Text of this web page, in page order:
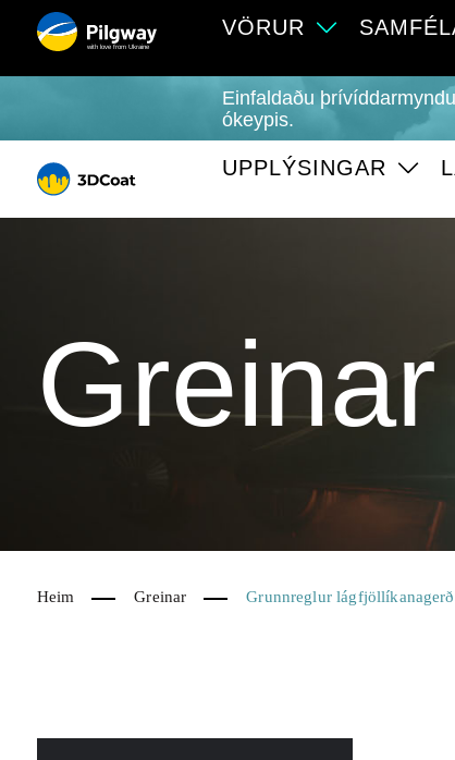
with love from Ukraine
VÖRUR
Einfaldaðu
ókeypis.
UPPLÝSINGAR
Greinar
Heim Greinar Grunnreglur